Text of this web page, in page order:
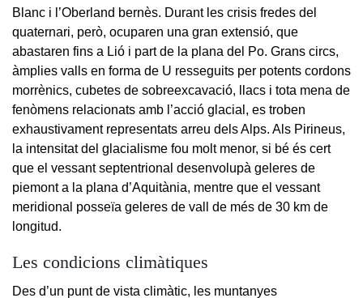
Blanc i l’Oberland bernès. Durant les crisis fredes del
quaternari, però, ocuparen una gran extensió, que
abastaren fins a Lió i part de la plana del Po. Grans circs,
àmplies valls en forma de U resseguits per potents cordons
morrènics, cubetes de sobreexcavació, llacs i tota mena de
fenòmens relacionats amb l’acció glacial, es troben
exhaustivament representats arreu dels Alps. Als Pirineus,
la intensitat del glacialisme fou molt menor, si bé és cert
que el vessant septentrional desenvolupà geleres de
piemont a la plana d’Aquitània, mentre que el vessant
meridional posseïa geleres de vall de més de 30 km de
longitud.
Les condicions climàtiques
Des d’un punt de vista climàtic, les muntanyes